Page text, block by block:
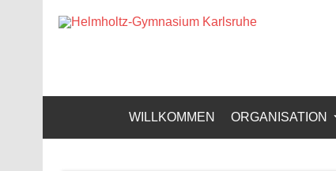
WILLKOMMEN ORGANISATION